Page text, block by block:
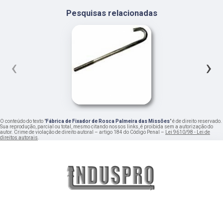
Pesquisas relacionadas
‹ ›
O conteúdo do texto "Fábrica de Fixador de Rosca Palmeira das Missões" é de direito reservado.
Sua reprodução, parcial ou total, mesmo citando nossos links, é proibida sem a autorização do
autor. Crime de violação de direito autoral – artigo 184 do Código Penal – Lei 9610/98 - Lei de
direitos autorais.